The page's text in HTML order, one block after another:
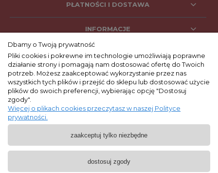
PŁATNOŚCI I DOSTAWA
INFORMACJE
SOCIAL MEDIA
KONTAKT
+48 662 053 047
pon. - pt. 9:00 - 17:00
biuro@lepre.pl
Dbamy o Twoją prywatność
Pliki cookies i pokrewne im technologie umożliwiają poprawne
działanie strony i pomagają nam dostosować ofertę do Twoich
potrzeb. Możesz zaakceptować wykorzystanie przez nas
wszystkich tych plików i przejść do sklepu lub dostosować użycie
plików do swoich preferencji, wybierając opcję "Dostosuj
zgody".
Więcej o plikach cookies przeczytasz w naszej Polityce
prywatności.
zaakceptuj tylko niezbędne
dostosuj zgody